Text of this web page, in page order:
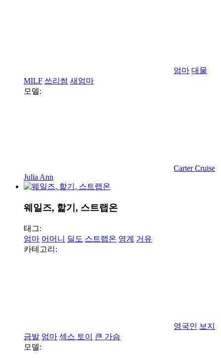
엄마 대물
MILF 쓰리썸 새엄마
모델:
Carter Cruise
Julia Ann
웨일즈, 핥기, 스트랩온
태그:
엄마 어머니 딜도 스트랩온 영계 거유
카테고리:
영국인 보지
금발 엄마 섹스 토이
큰 가슴
모델: